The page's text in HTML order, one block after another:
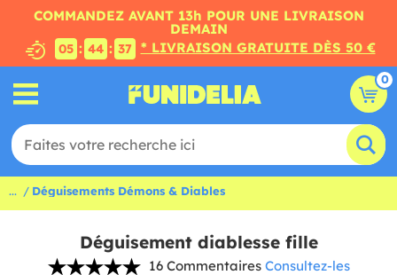
COMMANDEZ AVANT 13h POUR UNE LIVRAISON
DEMAIN
05 : 44 : 37 * LIVRAISON GRATUITE DÈS 50 €
0
... Déguisements Démons & Diables
Déguisement diablesse fille
16 Commentaires Consultez-les